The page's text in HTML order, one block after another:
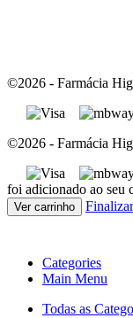
©2026 - Farmácia
©2026 - Farmácia
foi adicionado ao seu
Ver carrinho
Categories
Main Menu
Todas as